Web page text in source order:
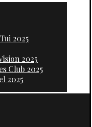
2025
2025
Club 2025
2025